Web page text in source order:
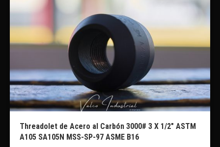
Threadolet de Acero al Carbón 3000# 3 X 1/2″ ASTM
A105 SA105N MSS-SP-97 ASME B16